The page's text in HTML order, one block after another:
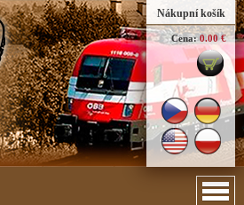
Nákupní košík
Cena: 0.00 €